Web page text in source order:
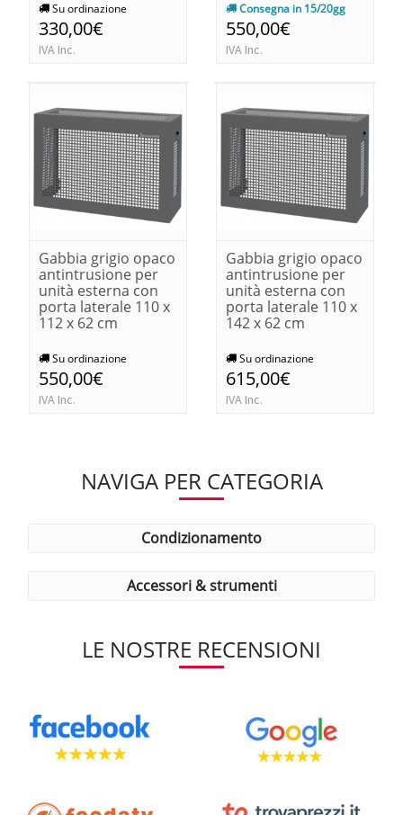
Su ordinazione
330,00€
IVA Inc.
Consegna in 15/20gg
550,00€
IVA Inc.
Gabbia grigio opaco
antintrusione per
unità esterna con
porta laterale 110 x
112 x 62 cm
Su ordinazione
550,00€
IVA Inc.
Gabbia grigio opaco
antintrusione per
unità esterna con
porta laterale 110 x
142 x 62 cm
Su ordinazione
615,00€
IVA Inc.
NAVIGA PER CATEGORIA
condizionamento
accessori & strumenti
LE NOSTRE RECENSIONI